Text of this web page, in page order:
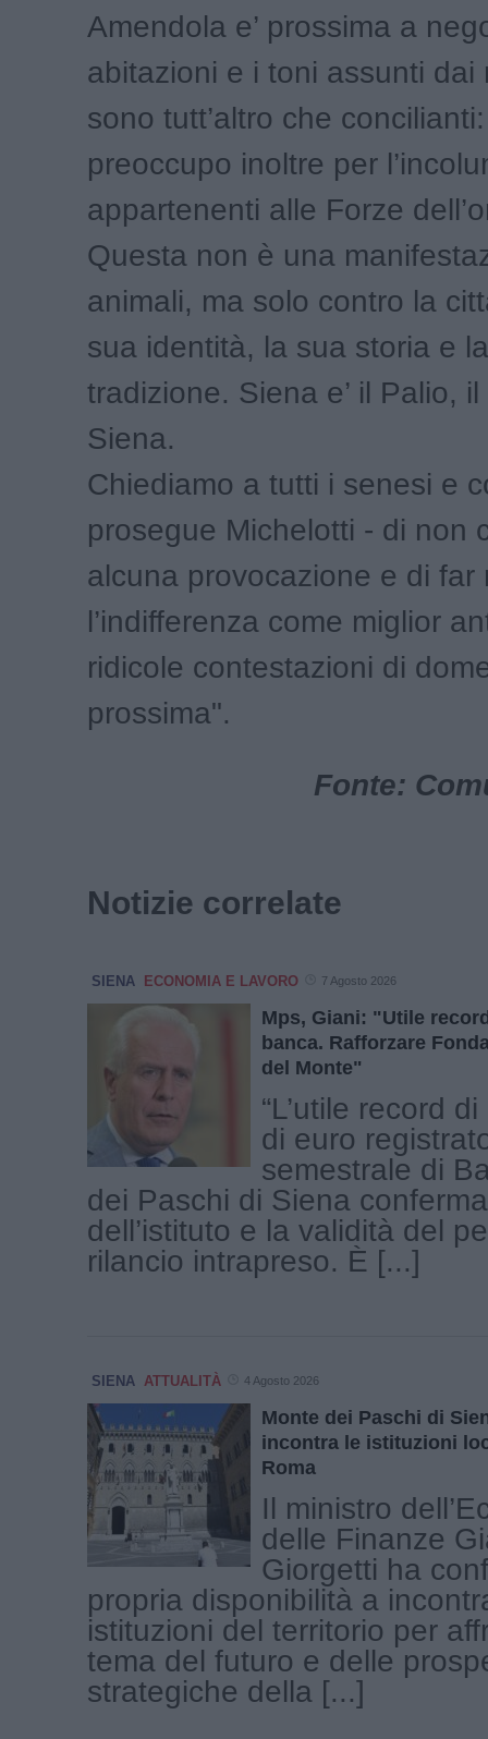
Amendola e’ prossima a
abitazioni e i toni assunti dai
sono tutt’altro che
preoccupo inoltre per
appartenenti alle Forze
Questa non è una
animali, ma solo contro la
sua identità, la sua storia e
tradizione. Siena e’ il Palio, il
Siena.
Chiediamo a tutti i senesi e
prosegue Michelotti - di non
alcuna provocazione e di far
l’indifferenza come miglior
ridicole contestazioni di
prossima".
Fonte:
Notizie correlate
SIENA ECONOMIA E LAVORO 7 Agosto 2026
Mps, Giani: "Utile
banca. Rafforzare
del Monte"
“L’utile record
di euro
semestrale di
dei Paschi di Siena
dell’istituto e la validità del
rilancio intrapreso. È [...]
SIENA ATTUALITÀ 4 Agosto 2026
Monte dei Paschi di
incontra le istituzioni
Roma
Il ministro
delle Finanze
Giorgetti ha
propria disponibilità a
istituzioni del territorio per
tema del futuro e delle
strategiche della [...]